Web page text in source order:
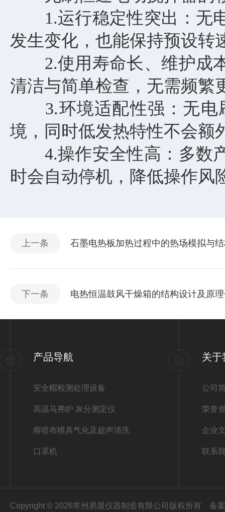
1.运行稳定性突出：无电
发生变化，也能保持预设转
2.使用寿命长、维护成本
清洁与简单检查，无需频繁
3.环境适配性强：无电
境，同时低发热特性不会额
4.操作安全性高：多数产
时会自动停机，降低操作风
上一条 石墨电热板加热过程中的热场模拟与
下一条 电热恒温鼓风干燥箱的结构设计及原
产品导航
安全帽检测处理设备
高温马弗炉 灰分测定仪
熔喷布模具气化及超声清洗
口罩机
关于
公司
荣誉
企业
联系
Copyright © 2026常州易晨仪器制造有限公司版权所有 备